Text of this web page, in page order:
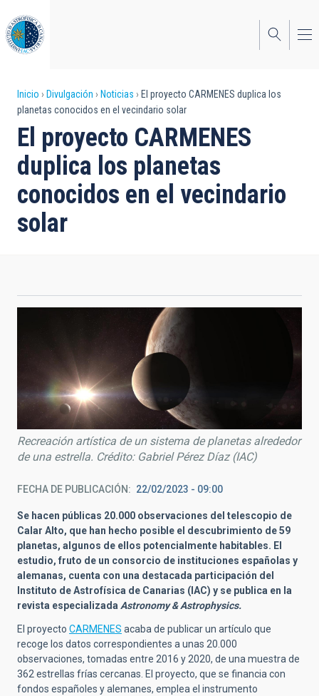
al
contenido
principal
Sobrescribir
enlaces
de
ayuda
a
la
Inicio Divulgación Noticias
El proyecto CARMENES duplica los
planetas conocidos en el vecindario solar
El proyecto CARMENES
duplica los planetas
conocidos en el vecindario
solar
Recreación artística de un sistema de planetas alrededor
de una estrella. Crédito: Gabriel Pérez Díaz (IAC)
FECHA DE PUBLICACIÓN 22/02/2023 - 09:00
Se hacen públicas 20.000 observaciones del telescopio de
Calar Alto, que han hecho posible el descubrimiento de 59
planetas, algunos de ellos potencialmente habitables. El
estudio, fruto de un consorcio de instituciones españolas y
alemanas, cuenta con una destacada participación del
Instituto de Astrofísica de Canarias (IAC) y se publica en la
revista especializadaAstronomy & Astrophysics.
El proyecto CARMENES acaba de publicar un artículo que
recoge los datos correspondientes a unas 20.000
observaciones, tomadas entre 2016 y 2020, de una muestra de
362 estrellas frías cercanas. El proyecto, que se financia con
fondos españoles y alemanes, emplea el instrumento